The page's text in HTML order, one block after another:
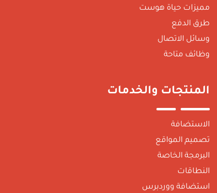
مميزات حياة هوست
طرق الدفع
وسائل الاتصال
وظائف متاحة
المنتجات والخدمات
الاستضافة
تصميم المواقع
البرمجة الخاصة
النطاقات
استضافة ووردبرس